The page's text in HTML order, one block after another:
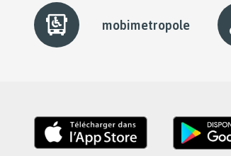
slider
element
mobimetropole